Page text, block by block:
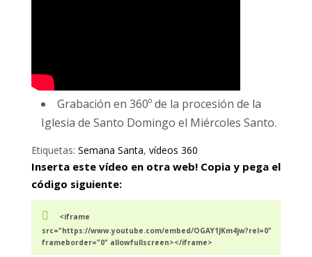
Grabación en 360º de la procesión de la
Iglesia de Santo Domingo el Miércoles Santo.
Etiquetas: Semana Santa, vídeos 360
Inserta este vídeo en otra web! Copia y pega el
código siguiente:
<iframe
src="https://www.youtube.com/embed/OGAY1JKm4jw?rel=0"
frameborder="0" allowfullscreen></iframe>